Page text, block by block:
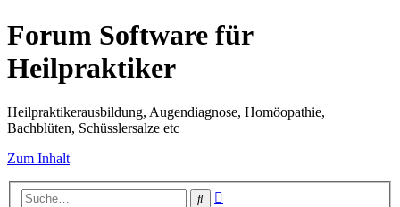
Forum Software für
Heilpraktiker
Heilpraktikerausbildung, Augendiagnose, Homöopathie,
Bachblüten, Schüsslersalze etc
Zum Inhalt
Suche